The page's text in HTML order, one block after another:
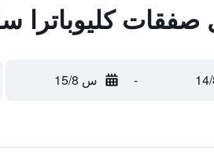
كليوباترا
- س 15/8